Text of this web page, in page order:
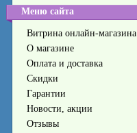
Меню сайта
Витрина онлайн-магазина
О магазине
Оплата и доставка
Скидки
Гарантии
Новости, акции
Отзывы